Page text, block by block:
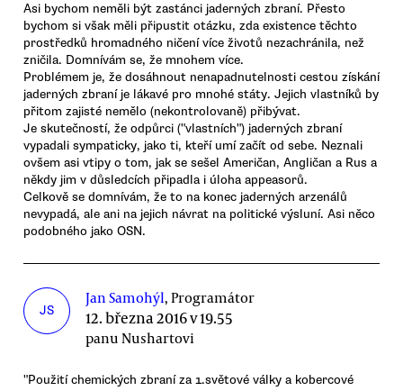
Asi bychom neměli být zastánci jaderných zbraní. Přesto
bychom si však měli připustit otázku, zda existence těchto
prostředků hromadného ničení více životů nezachránila, než
zničila. Domnívám se, že mnohem více.
Problémem je, že dosáhnout nenapadnutelnosti cestou získání
jaderných zbraní je lákavé pro mnohé státy. Jejich vlastníků by
přitom zajisté nemělo (nekontrolovaně) přibývat.
Je skutečností, že odpůrci ("vlastních") jaderných zbraní
vypadali sympaticky, jako ti, kteří umí začít od sebe. Neznali
ovšem asi vtipy o tom, jak se sešel Američan, Angličan a Rus a
někdy jim v důsledcích připadla i úloha appeasorů.
Celkově se domnívám, že to na konec jaderných arzenálů
nevypadá, ale ani na jejich návrat na politické výsluní. Asi něco
podobného jako OSN.
JS
Jan Samohýl, Programátor
12. března 2016 v 19.55
panu Nushartovi
"Použití chemických zbraní za 1.světové války a kobercové